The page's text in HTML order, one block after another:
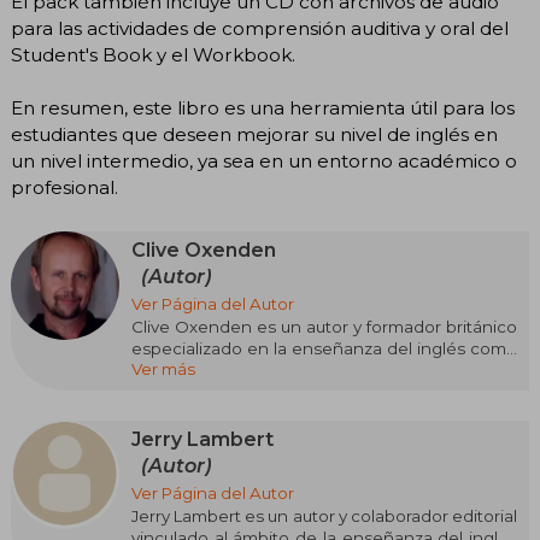
para las actividades de comprensión auditiva y oral del
Student's Book y el Workbook.
En resumen, este libro es una herramienta útil para los
estudiantes que deseen mejorar su nivel de inglés en
un nivel intermedio, ya sea en un entorno académico o
profesional.
Clive Oxenden
(Autor)
Ver Página del Autor
Clive Oxenden es un autor y formador británico
especializado en la enseñanza del inglés como
lengua extranjera. Con una larga trayectoria
trasladó a sus materiales educativos. Su trabajo
se caracteriza por una atención meticulosa al
ritmo de aprendizaje, la claridad pedagógica y el
diseño de actividades que favorecen la
participación real de los estudiantes en el aula.
Ver más
Jerry Lambert
(Autor)
Ver Página del Autor
Jerry Lambert es un autor y colaborador editorial